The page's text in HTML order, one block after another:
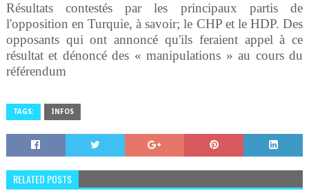
Résultats contestés par les principaux partis de
l'opposition en Turquie, à savoir; le CHP et le HDP. Des
opposants qui ont annoncé qu'ils feraient appel à ce
résultat et dénoncé des « manipulations » au cours du
référendum
TAGS: INFOS
RELATED POSTS